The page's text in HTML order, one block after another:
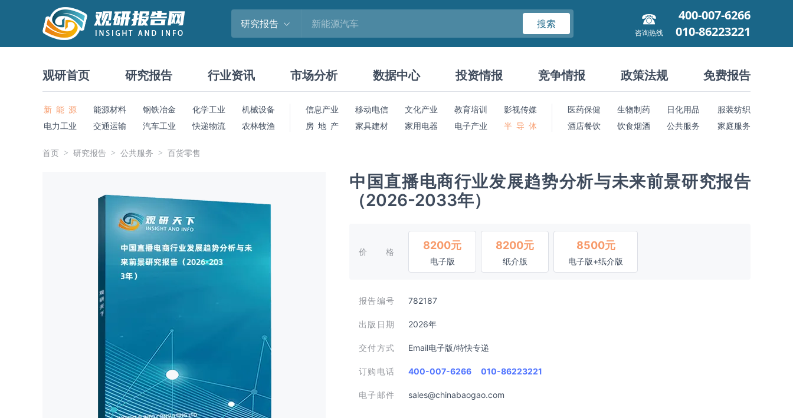
研究报告 搜索
咨询热线
400-007-6266
010-86223221
观研首页 研究报告 行业资讯 市场分析 数据中心 投资情报 竞争情报 政策法规 免费报告
新 能 源 能源材料 钢铁冶金 化学工业
机械设备
电力工业
交通运输 汽车工业 快递物流 农林牧渔
信息产业 移动电信 文化产业 教育培训
影视传媒
房 地 产
家具建材 家用电器 电子产业 半 导 体
医药保健 生物制药 日化用品
服装纺织
酒店餐饮
饮食烟酒 公共服务 家庭服务
首页 研究报告 公共服务 百货零售
中国直播电商行业发展趋势分析与未来前景研究报告
（2026-2033年）
价格
8200元
电子版
8200元
纸介版
8500元
电子版+纸介版
报告编号 782187
出版日期 2026年
交付方式 Email电子版/特快专递
订购电话 400-007-6266 010-86223221
电子邮件 sales@chinabaogao.com